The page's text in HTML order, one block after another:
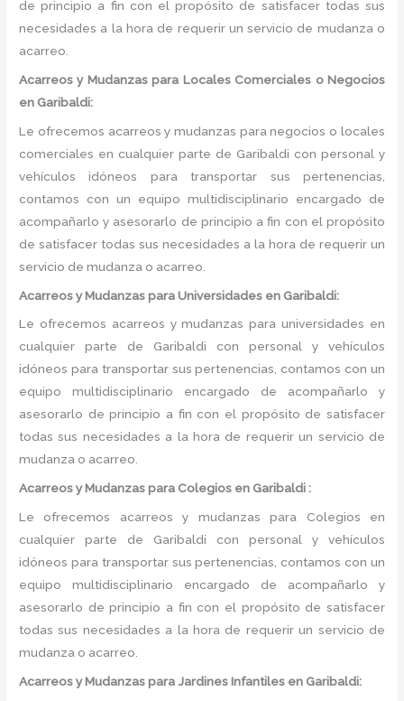
de principio a fin con el propósito de satisfacer todas sus
necesidades a la hora de requerir un servicio de mudanza o
acarreo.
Acarreos y Mudanzas para Locales Comerciales o Negocios
en Garibaldi:
Le ofrecemos acarreos y mudanzas para negocios o locales
comerciales en cualquier parte de Garibaldi con personal y
vehículos idóneos para transportar sus pertenencias,
contamos con un equipo multidisciplinario encargado de
acompañarlo y asesorarlo de principio a fin con el propósito
de satisfacer todas sus necesidades a la hora de requerir un
servicio de mudanza o acarreo.
Acarreos y Mudanzas para Universidades en Garibaldi:
Le ofrecemos acarreos y mudanzas para universidades en
cualquier parte de Garibaldi con personal y vehículos
idóneos para transportar sus pertenencias, contamos con un
equipo multidisciplinario encargado de acompañarlo y
asesorarlo de principio a fin con el propósito de satisfacer
todas sus necesidades a la hora de requerir un servicio de
mudanza o acarreo.
Acarreos y Mudanzas para Colegios en Garibaldi :
Le ofrecemos acarreos y mudanzas para Colegios en
cualquier parte de Garibaldi con personal y vehículos
idóneos para transportar sus pertenencias, contamos con un
equipo multidisciplinario encargado de acompañarlo y
asesorarlo de principio a fin con el propósito de satisfacer
todas sus necesidades a la hora de requerir un servicio de
mudanza o acarreo.
Acarreos y Mudanzas para Jardines Infantiles en Garibaldi: